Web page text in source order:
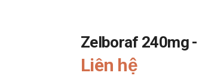
Zelboraf 240mg
Liên hệ